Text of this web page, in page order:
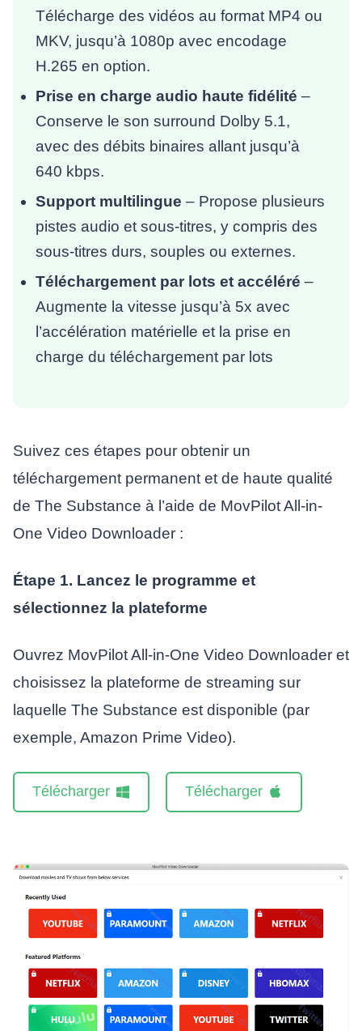
Télécharge des vidéos au format MP4 ou
MKV, jusqu’à 1080p avec encodage
H.265 en option.
Prise en charge audio haute fidélité –
Conserve le son surround Dolby 5.1,
avec des débits binaires allant jusqu’à
640 kbps.
Support multilingue – Propose plusieurs
pistes audio et sous-titres, y compris des
sous-titres durs, souples ou externes.
Téléchargement par lots et accéléré –
Augmente la vitesse jusqu’à 5x avec
l’accélération matérielle et la prise en
charge du téléchargement par lots
Suivez ces étapes pour obtenir un
téléchargement permanent et de haute qualité
de The Substance à l’aide de MovPilot All-in-
One Video Downloader :
Étape 1. Lancez le programme et
sélectionnez la plateforme
Ouvrez MovPilot All-in-One Video Downloader et
choisissez la plateforme de streaming sur
laquelle The Substance est disponible (par
exemple, Amazon Prime Video).
Télécharger Télécharger